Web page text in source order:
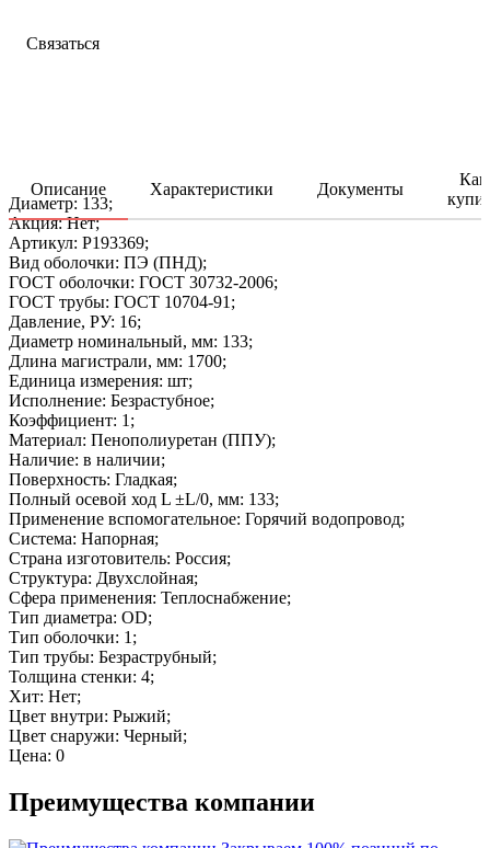
Связаться
Описание Характеристики Документы
Как
Диаметр: 133;
Акция: Нет;
Артикул: P193369;
Вид оболочки: ПЭ (ПНД);
ГОСТ оболочки: ГОСТ 30732-2006;
ГОСТ трубы: ГОСТ 10704-91;
Давление, РУ: 16;
Диаметр номинальный, мм: 133;
Длина магистрали, мм: 1700;
Единица измерения: шт;
Исполнение: Безрастубное;
Коэффициент: 1;
Материал: Пенополиуретан (ППУ);
Наличие: в наличии;
Поверхность: Гладкая;
Полный осевой ход L ±L/0, мм: 133;
Применение вспомогательное: Горячий водопровод;
Система: Напорная;
Страна изготовитель: Россия;
Структура: Двухслойная;
Сфера применения: Теплоснабжение;
Тип диаметра: OD;
Тип оболочки: 1;
Тип трубы: Безраструбный;
Толщина стенки: 4;
Хит: Нет;
Цвет внутри: Рыжий;
Цвет снаружи: Черный;
Цена: 0
Преимущества компании